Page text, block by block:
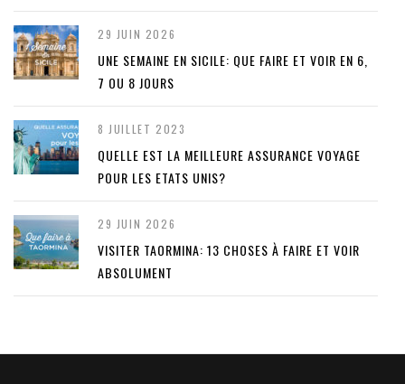
29 JUIN 2026
UNE SEMAINE EN SICILE: QUE FAIRE ET VOIR EN 6,
7 OU 8 JOURS
8 JUILLET 2023
QUELLE EST LA MEILLEURE ASSURANCE VOYAGE
POUR LES ETATS UNIS?
29 JUIN 2026
VISITER TAORMINA: 13 CHOSES À FAIRE ET VOIR
ABSOLUMENT